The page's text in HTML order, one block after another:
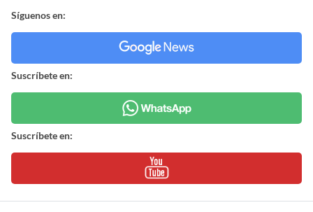
Síguenos en:
Suscríbete en:
Suscríbete en: